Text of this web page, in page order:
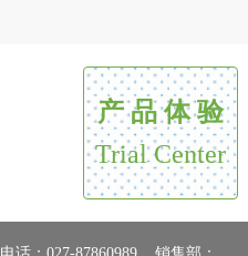
产 品 体 验
Trial Center